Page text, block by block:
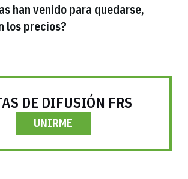
han venido para quedarse,
los precios?
DE DIFUSIÓN FRS
UNIRME